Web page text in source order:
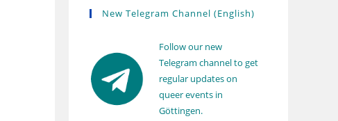
New Telegram Channel (English)
Follow our new
Telegram channel to get
regular updates on
queer events in
Göttingen.